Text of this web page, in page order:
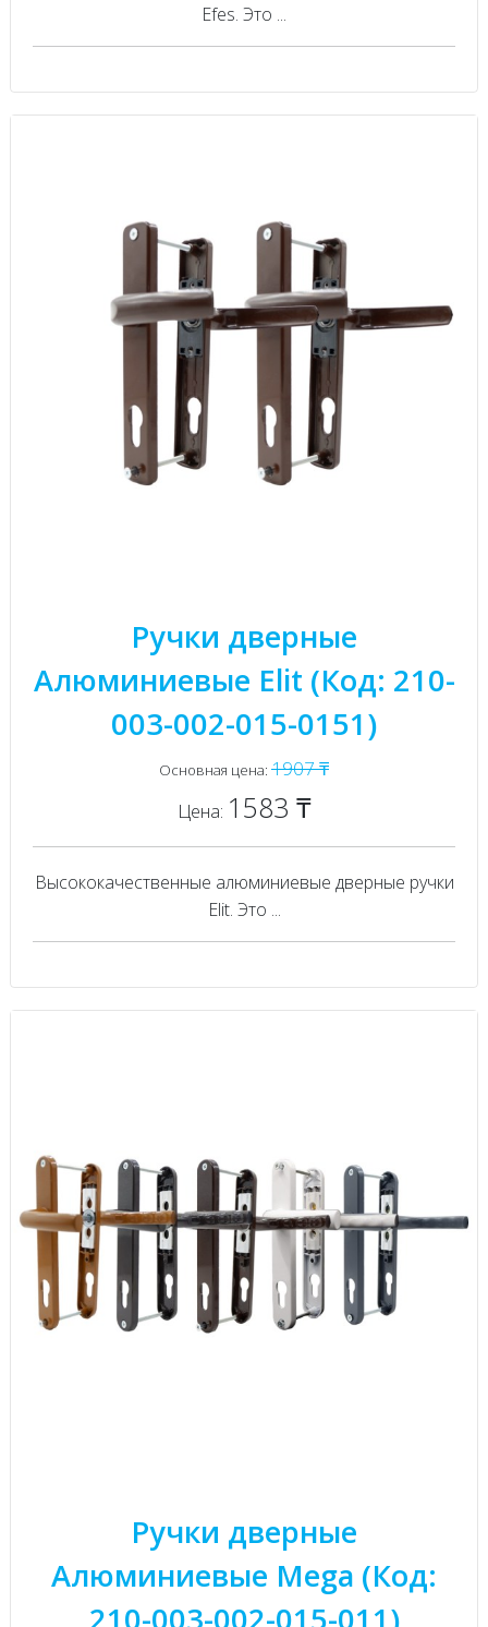
Efes. Это ...
Ручки дверные
Алюминиевые Elit (Код: 210-
003-002-015-0151)
Основная цена: 1907 ₸
Цена: 1583 ₸
Высококачественные алюминиевые дверные ручки
Elit. Это ...
Ручки дверные
Алюминиевые Mega (Код:
210-003-002-015-011)